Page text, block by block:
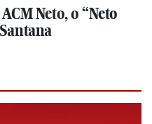
Neto, o “Neto